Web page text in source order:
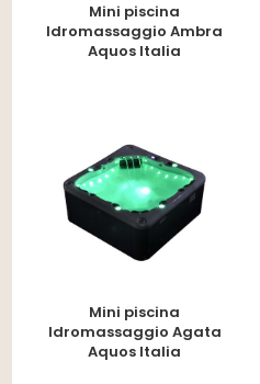
Mini piscina
Idromassaggio Ambra
Aquos Italia
Mini piscina
Idromassaggio Agata
Aquos Italia